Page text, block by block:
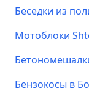
Беседки из
Мотоблоки
Бензокосы в